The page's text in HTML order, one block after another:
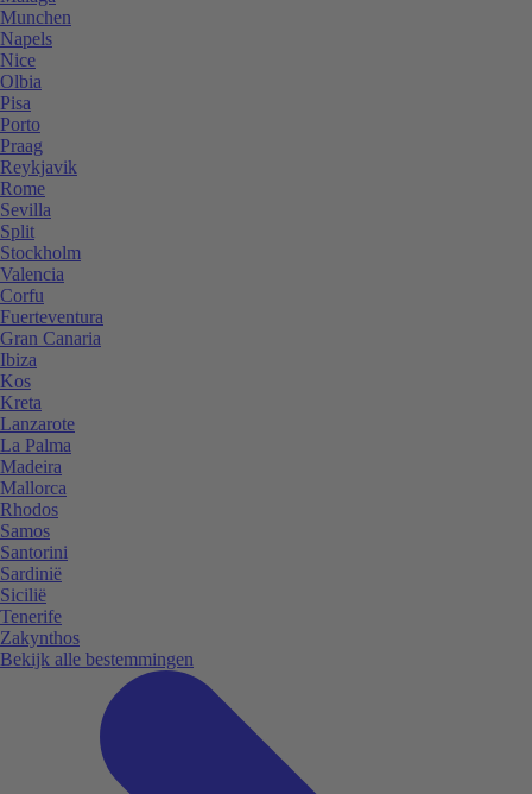
Munchen
Napels
Nice
Olbia
Pisa
Porto
Praag
Reykjavik
Rome
Sevilla
Split
Stockholm
Valencia
Corfu
Fuerteventura
Gran Canaria
Ibiza
Kos
Kreta
Lanzarote
La Palma
Madeira
Mallorca
Rhodos
Samos
Santorini
Sardinië
Sicilië
Tenerife
Zakynthos
Bekijk alle bestemmingen